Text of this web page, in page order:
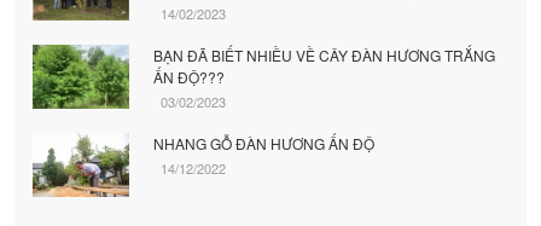
14/02/2023
BẠN ĐÃ BIẾT NHIỀU VỀ CÂY ĐÀN HƯƠNG TRẮNG
ẤN ĐỘ???
03/02/2023
NHANG GỖ ĐÀN HƯƠNG ẤN ĐỘ
14/12/2022